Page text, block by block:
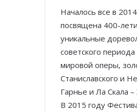
Началось все в
посвящена 400-
уникальные
советского
мировой оперы,
Станиславского и
Гарнье и Ла Скала
В 2015 году